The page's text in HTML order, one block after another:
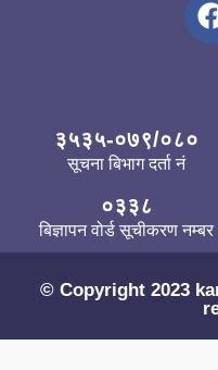
३५३५-०७९/०८०
सूचना बिभाग दर्ता नं
०३३८
बिज्ञापन वोर्ड सूचीकरण नम्बर
© Copyright 2023